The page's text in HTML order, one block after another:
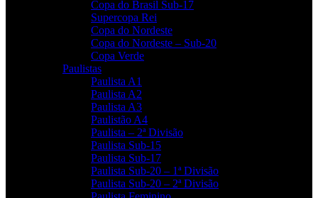
Copa do Brasil Sub-17
Supercopa Rei
Copa do Nordeste
Copa do Nordeste – Sub-20
Copa Verde
Paulistas
Paulista A1
Paulista A2
Paulista A3
Paulistão A4
Paulista – 2ª Divisão
Paulista Sub-15
Paulista Sub-17
Paulista Sub-20 – 1ª Divisão
Paulista Sub-20 – 2ª Divisão